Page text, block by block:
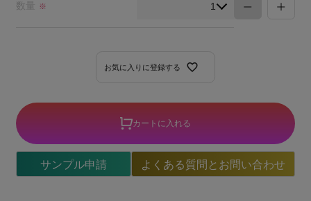
お気に入りに登録する
数量 ※
カートに入れる
サンプル申請 よくある質問とお問い合わせ